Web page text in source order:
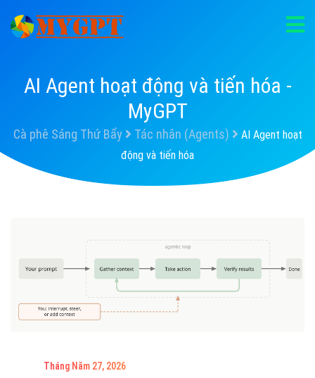
AI Agent hoạt động và tiến hóa -
MyGPT
Cà phê Sáng Thứ Bẩy Tác nhân (Agents)
AI Agent hoạt
động và tiến hóa
Tháng Năm 27, 2026